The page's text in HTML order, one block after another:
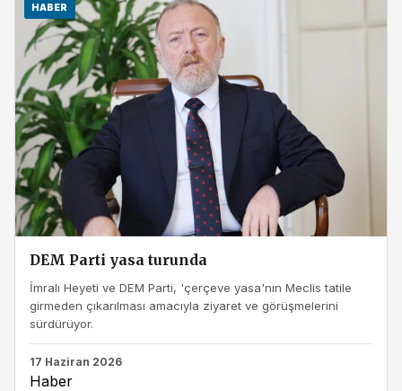
HABER
DEM Parti yasa turunda
İmralı Heyeti ve DEM Parti, 'çerçeve yasa'nın Meclis tatile
girmeden çıkarılması amacıyla ziyaret ve görüşmelerini
sürdürüyor.
17 Haziran 2026
Haber